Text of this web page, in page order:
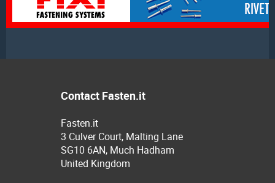
Contact Fasten.it
Fasten.it
3 Culver Court, Malting Lane
SG10 6AN, Much Hadham
United Kingdom